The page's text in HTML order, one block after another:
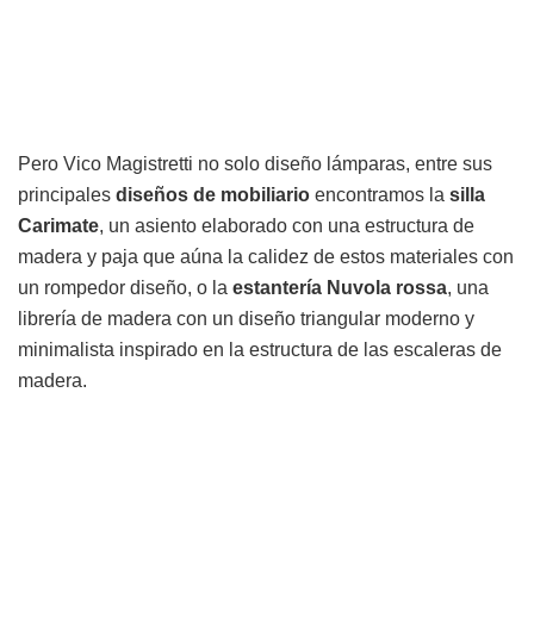
Pero Vico Magistretti no solo diseño lámparas, entre sus
principales diseños de mobiliario encontramos la silla
Carimate, un asiento elaborado con una estructura de
madera y paja que aúna la calidez de estos materiales con
un rompedor diseño, o la estantería Nuvola rossa, una
librería de madera con un diseño triangular moderno y
minimalista inspirado en la estructura de las escaleras de
madera.